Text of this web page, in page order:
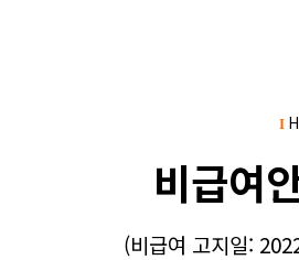
I
비급여
(비급여 고지일: